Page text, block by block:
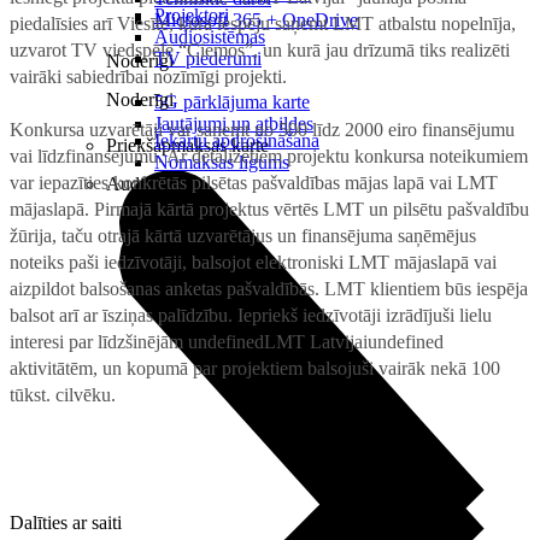
Microsoft 365 + OneDrive
Noderīgi
5G pārklājuma karte
Jautājumi un atbildes
Priekšapmaksas karte
Projektori
Audiosistēmas
TV piederumi
Noderīgi
Iekārtu apdrošināšana
Nomaksas līgums
Audio
piedalīsies arī Viesīte, kura iespēju saņemt LMT atbalstu nopelnīja,
uzvarot TV viedspēlē “Ciemos”, un kurā jau drīzumā tiks realizēti
vairāki sabiedrībai nozīmīgi projekti.
Konkursa uzvarētāji var saņemt no 500 līdz 2000 eiro finansējumu
vai līdzfinansējumu. Ar detalizētiem projektu konkursa noteikumiem
var iepazīties konkrētās pilsētas pašvaldības mājas lapā vai LMT
mājaslapā. Pirmajā kārtā projektus vērtēs LMT un pilsētu pašvaldību
žūrija, taču otrajā kārtā uzvarētājus un finansējuma saņēmējus
noteiks paši iedzīvotāji, balsojot elektroniski LMT mājaslapā vai
aizpildot balsošanas anketas pašvaldībās. LMT klientiem būs iespēja
balsot arī ar īsziņas palīdzību. Iepriekš iedzīvotāji izrādījuši lielu
interesi par līdzšinējām undefinedLMT Latvijaiundefined
aktivitātēm, un kopumā par projektiem balsojuši vairāk nekā 100
tūkst. cilvēku.
Dalīties ar saiti